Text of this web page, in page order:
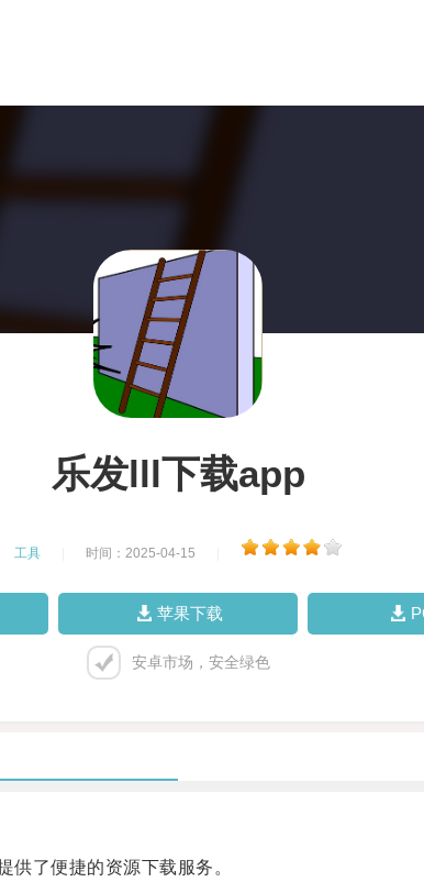
乐发lll下载app
工具 时间：2025-04-15
苹果下载
安卓市场，安全绿色
了便捷的资源下载服务。